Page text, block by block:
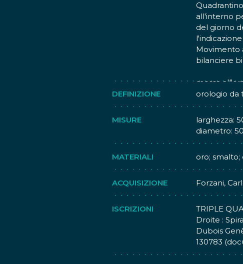
all'interno
del giorno
Movimento
bilanciere
messa
DEFINIZIONE
orologio da
MISURE
larghezza:
diametro:
MATERIALI oro;
ACQUISIZIONE Forzani,
ISCRIZIONI
TRIPLE
Droite :
Dubois
130783